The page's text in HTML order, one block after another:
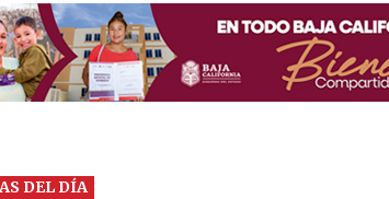
DEL DÍA